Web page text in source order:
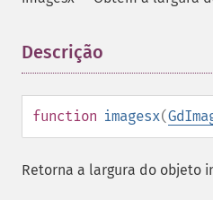
Descrição
function imagesx(
Retorna a largura do objeto